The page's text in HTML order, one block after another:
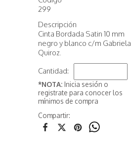
299
Descripción
Cinta Bordada Satin 10 mm
negro y blanco c/m Gabriela
Quiroz.
Cantidad:
*NOTA: Inicia sesión o
registrate para conocer los
mínimos de compra
Compartir: